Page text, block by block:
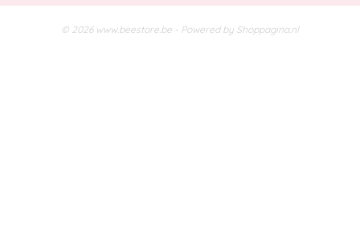
© 2026 www.beestore.be - Powered by Shoppagina.nl